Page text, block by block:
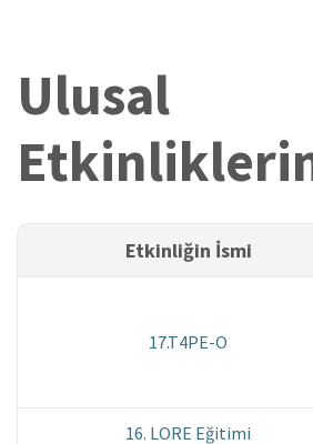
Ulusal
Etkinliğin İsmi
17.T4PE-O
16. LORE Eğitimi